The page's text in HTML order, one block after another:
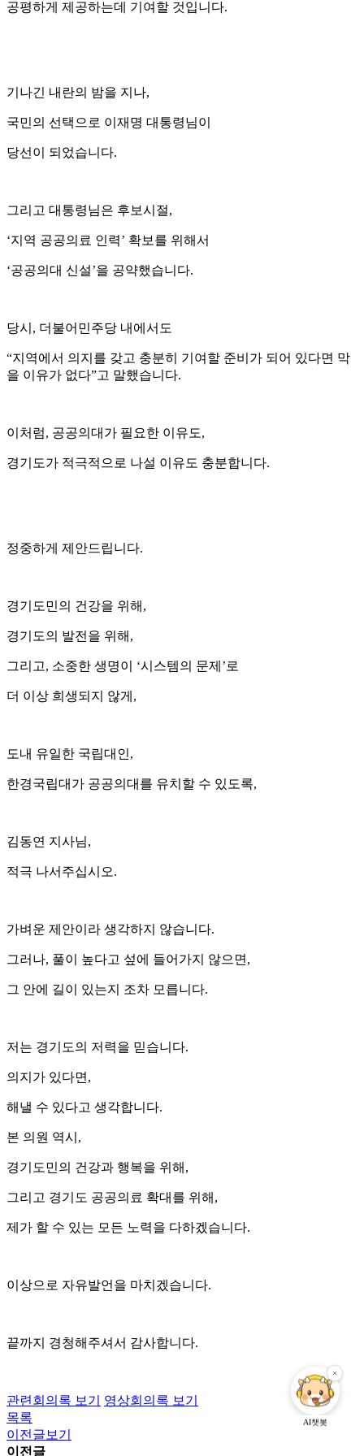
공평하게 제공하는데 기여할 것입니다.
기나긴 내란의 밤을 지나,
국민의 선택으로 이재명 대통령님이
당선이 되었습니다.
그리고 대통령님은 후보시절,
‘지역 공공의료 인력’ 확보를 위해서
‘공공의대 신설’을 공약했습니다.
당시, 더불어민주당 내에서도
“지역에서 의지를 갖고 충분히 기여할 준비가 되어 있다면 막
을 이유가 없다”고 말했습니다.
이처럼, 공공의대가 필요한 이유도,
경기도가 적극적으로 나설 이유도 충분합니다.
정중하게 제안드립니다.
경기도민의 건강을 위해,
경기도의 발전을 위해,
그리고, 소중한 생명이 ‘시스템의 문제’로
더 이상 희생되지 않게,
도내 유일한 국립대인,
한경국립대가 공공의대를 유치할 수 있도록,
김동연 지사님,
적극 나서주십시오.
가벼운 제안이라 생각하지 않습니다.
그러나, 풀이 높다고 섶에 들어가지 않으면,
그 안에 길이 있는지 조차 모릅니다.
저는 경기도의 저력을 믿습니다.
의지가 있다면,
해낼 수 있다고 생각합니다.
본 의원 역시,
경기도민의 건강과 행복을 위해,
그리고 경기도 공공의료 확대를 위해,
제가 할 수 있는 모든 노력을 다하겠습니다.
이상으로 자유발언을 마치겠습니다.
끝까지 경청해주셔서 감사합니다.
관련회의록 보기
영상회의록 보기
목록
이전글보기
이전글
AI챗봇